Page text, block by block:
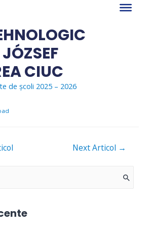
CIUC
de școli 2025 – 2026
Next Articol →